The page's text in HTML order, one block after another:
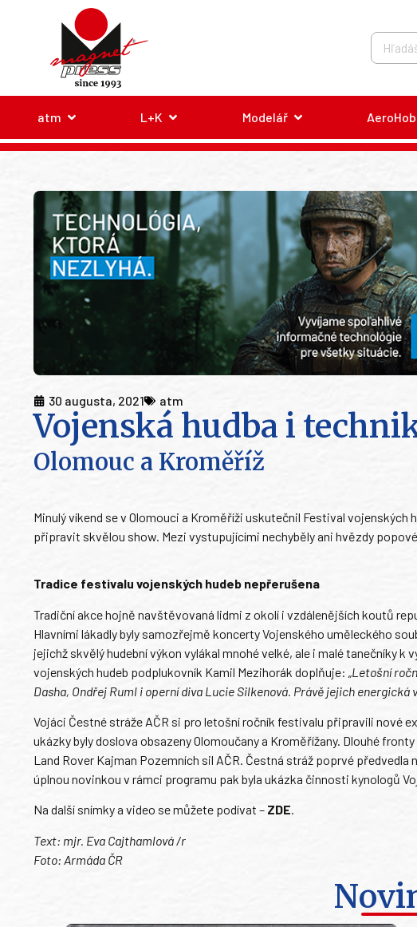
atm L+K Modelář
30 augusta, 2021 atm
Vojenská hudba i
Olomouc a Kroměříž
Minulý víkend se v Olomouci a Kroměříži uskutečnil Festival
připravit skvělou show. Mezi vystupujícími nechyběly ani hvězdy
Tradice festivalu vojenských hudeb nepřerušena
Tradiční akce hojně navštěvovaná lidmi z okolí i vzdálenějších koutů
Hlavními lákadly byly samozřejmě koncerty Vojenského uměleckého
jejichž skvělý hudební výkon vylákal mnohé velké, ale i malé tanečníky
vojenských hudeb podplukovník Kamil Mezihorák doplňuje: „Letošní
Dasha, Ondřej Ruml i operní diva Lucie Silkenová. Právě jejich
Vojáci Čestné stráže AČR si pro letošní ročník festivalu připravili nové
ukázky byly doslova obsazeny Olomoučany a Kroměřížany. Dlouhé
Land Rover Kajman Pozemních sil AČR. Čestná stráž poprvé
úplnou novinkou v rámci programu pak byla ukázka činnosti kynologů
Na další snímky a video se můžete podívat – ZDE.
Text: mjr. Eva Cajthamlová /r
Foto: Armáda ČR